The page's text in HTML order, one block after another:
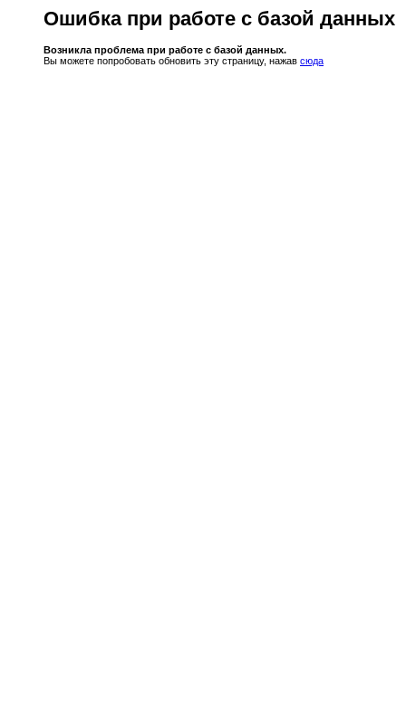
Ошибка при работе с базой данных
Возникла проблема при работе с базой данных.
Вы можете попробовать обновить эту страницу, нажав сюда